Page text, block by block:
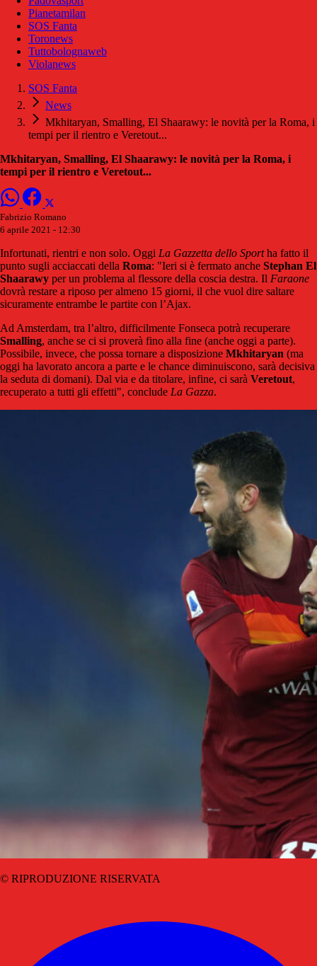
Pianetamilan
SOS Fanta
Toronews
Tuttobolognaweb
Violanews
SOS Fanta
News
Mkhitaryan, Smalling, El Shaarawy: le novità per la Roma, i
tempi per il rientro e Veretout...
Mkhitaryan, Smalling, El Shaarawy: le novità per la Roma, i
tempi per il rientro e Veretout...
Fabrizio Romano
6 aprile 2021 - 12:30
Infortunati, rientri e non solo. Oggi La Gazzetta dello Sportha fatto il
punto sugli acciaccati della Roma: "Ieri si è fermato anche Stephan El
Shaarawy per un problema al flessore della coscia destra. Il Faraone
dovrà restare a riposo per almeno 15 giorni, il che vuol dire saltare
sicuramente entrambe le partite con l’Ajax.
Ad Amsterdam, tra l’altro, difficilmente Fonseca potrà recuperare
Smalling, anche se ci si proverà fino alla fine (anche oggi a parte).
Possibile, invece, che possa tornare a disposizione Mkhitaryan (ma
oggi ha lavorato ancora a parte e le chance diminuiscono, sarà decisiva
la seduta di domani). Dal via e da titolare, infine, ci sarà Veretout,
recuperato a tutti gli effetti", conclude La Gazza.
© RIPRODUZIONE RISERVATA